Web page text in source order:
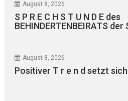
August 8, 2026
S P R E C H S T U N D E des
BEHINDERTENBEIRATS
August 8, 2026
Positiver T r e n d setzt